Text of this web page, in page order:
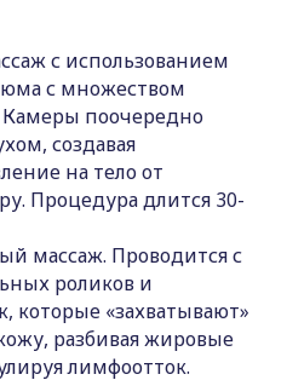
с использованием
с множеством
поочередно
создавая
на тело от
Процедура длится 30-
массаж. Проводится с
роликов и
которые «захватывают»
разбивая жировые
лимфоотток.